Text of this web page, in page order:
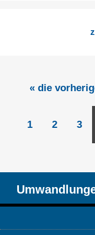
« die
1 2 3